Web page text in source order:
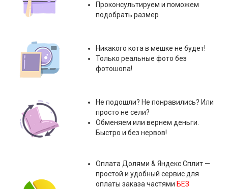
Проконсультируем и поможем
подобрать размер
Никакого кота в мешке не будет!
Только реальные фото без
фотошопа!
Не подошли? Не понравились? Или
просто не сели?
Обменяем или вернем деньги.
Быстро и без нервов!
ОплатаДолями & Яндекс Сплит —
простой и удобный сервис для
оплаты заказа частями БЕЗ